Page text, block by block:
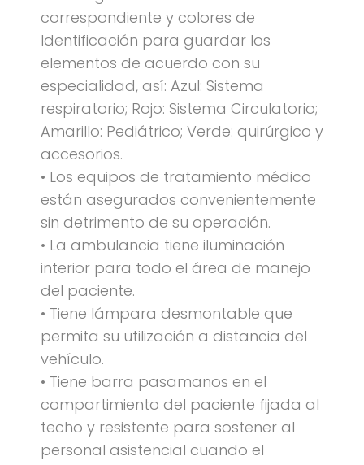
correspondiente y colores de
Identificación para guardar los
elementos de acuerdo con su
especialidad, así: Azul: Sistema
respiratorio; Rojo: Sistema Circulatorio;
Amarillo: Pediátrico; Verde: quirúrgico y
accesorios.
• Los equipos de tratamiento médico
están asegurados convenientemente
sin detrimento de su operación.
• La ambulancia tiene iluminación
interior para todo el área de manejo
del paciente.
• Tiene lámpara desmontable que
permita su utilización a distancia del
vehículo.
• Tiene barra pasamanos en el
compartimiento del paciente fijada al
techo y resistente para sostener al
personal asistencial cuando el